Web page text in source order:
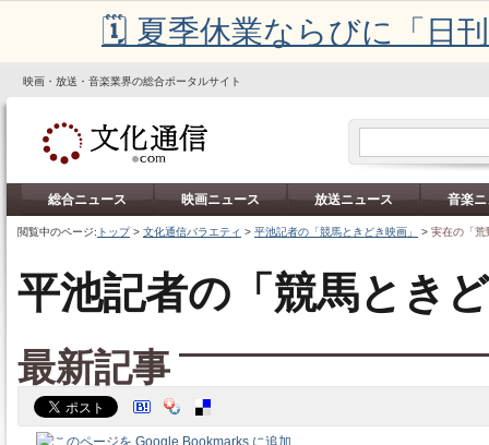
🗓️ 夏季休業ならびに「日
映画・放送・音楽業界の総合ポータルサイト
総合ニュース 映画ニュース 放送ニュース 音楽
閲覧中のページ: トップ> 文化通信バラエティ > 平池記者の「競馬ときどき映画」 > 実在の「荒
平池記者の「競馬とき
最新記事